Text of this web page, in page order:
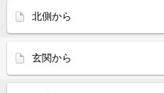
北側から
玄関から